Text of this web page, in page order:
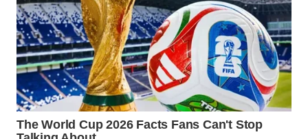
WN
SULUT
WN
MALUKU
WN